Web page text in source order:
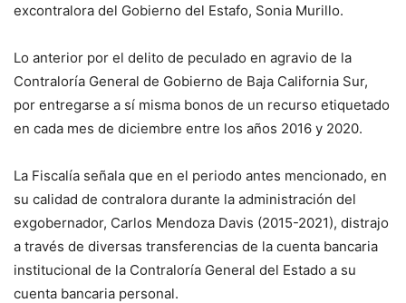
excontralora del Gobierno del Estafo, Sonia Murillo.
Lo anterior por el delito de peculado en agravio de la
Contraloría General de Gobierno de Baja California Sur,
por entregarse a sí misma bonos de un recurso etiquetado
en cada mes de diciembre entre los años 2016 y 2020.
La Fiscalía señala que en el periodo antes mencionado, en
su calidad de contralora durante la administración del
exgobernador, Carlos Mendoza Davis (2015-2021), distrajo
a través de diversas transferencias de la cuenta bancaria
institucional de la Contraloría General del Estado a su
cuenta bancaria personal.